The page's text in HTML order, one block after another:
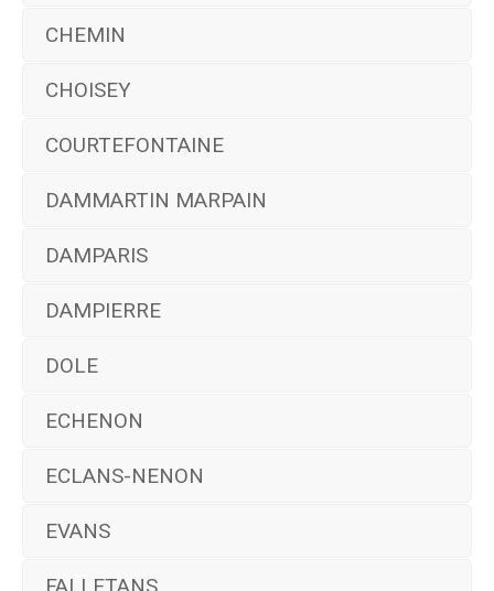
CHEMIN
CHOISEY
COURTEFONTAINE
DAMMARTIN MARPAIN
DAMPARIS
DAMPIERRE
DOLE
ECHENON
ECLANS-NENON
EVANS